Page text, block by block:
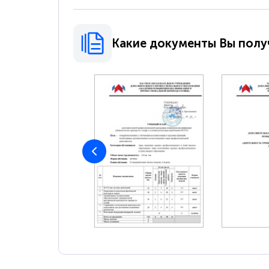
Какие документы Вы